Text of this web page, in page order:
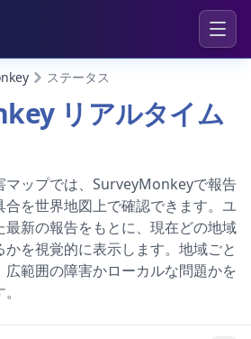
ステータス
リアルタイム
マップでは、SurveyMonkeyで報告
合を世界地図上で確認できます。ユ
最新の報告をもとに、現在どの地域
を視覚的に表示します。地域ごと
範囲の障害かローカルな問題かを